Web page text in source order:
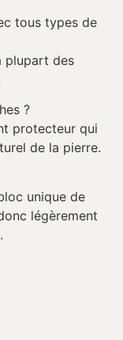
tous types de
plupart des
?
protecteur qui
de la pierre.
unique de
légèrement